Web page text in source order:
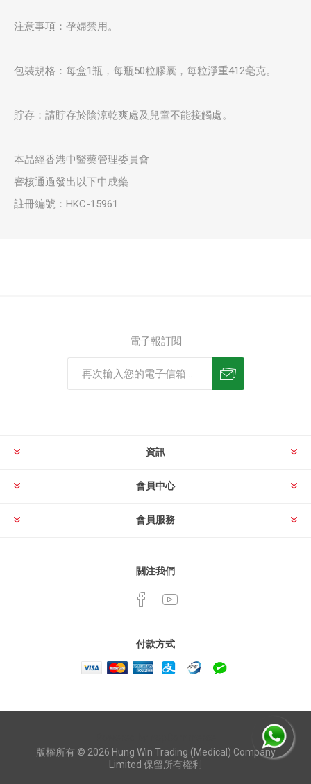
注意事項：孕婦禁用。
包裝規格：每盒1瓶，每瓶50粒膠囊，每粒淨重412毫克。
貯存：請貯存於陰涼乾爽處及兒童不能接觸處。
本品經香港中醫藥管理委員會
審核通過發出以下中成藥
註冊編號：HKC-15961
電子報訂閱
資訊
會員中心
會員服務
關注我們
付款方式
版權所有 © 2026 Hung Win Trading (Medical) Company
Limited 保留所有權利